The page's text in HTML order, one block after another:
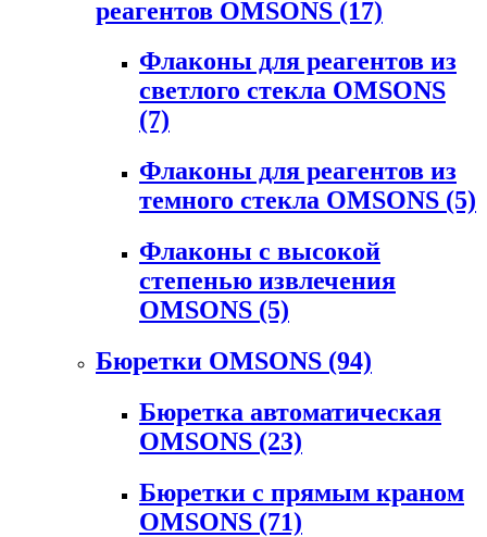
реагентов OMSONS (17)
Флаконы для реагентов из
светлого стекла OMSONS
(7)
Флаконы для реагентов из
темного стекла OMSONS (5)
Флаконы с высокой
степенью извлечения
OMSONS (5)
Бюретки OMSONS (94)
Бюретка автоматическая
OMSONS (23)
Бюретки с прямым краном
OMSONS (71)